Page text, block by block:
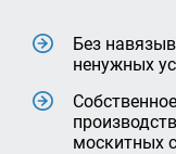
Без
ненужных
Собственное
москитных